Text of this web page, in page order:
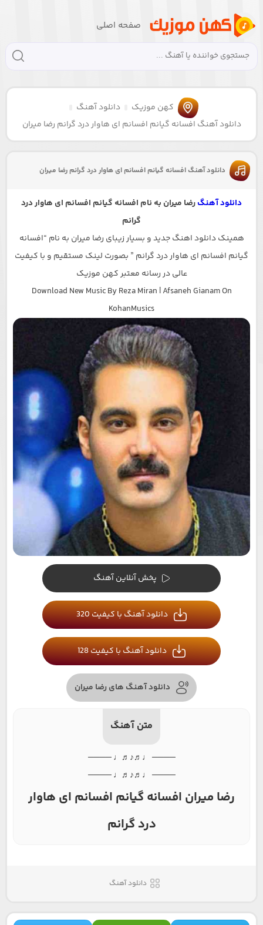
صفحه اصلی
کهن موزیک
دانلود آهنگ
دانلود آهنگ افسانه گیانم افسانم ای هاوار درد گرانم رضا میران
دانلود آهنگ افسانه گیانم افسانم ای هاوار درد گرانم رضا میران
دانلود آهنگرضا میران به نام افسانه گیانم افسانم ای هاوار درد
گرانم
همینک دانلود اهنگ جدید و بسیار زیبای رضا میران به نام “افسانه
گیانم افسانم ای هاوار درد گرانم ” بصورت لینک مستقیم و با کیفیت
عالی در رسانه معتبر کهن موزیک
Download New Music By Reza Miran | Afsaneh Gianam On
KohanMusics
پخش آنلاین آهنگ
دانلود آهنگ با کیفیت 320
دانلود آهنگ با کیفیت 128
دانلود آهنگ های رضا میران
متن آهنگ
──── ♩♬♪♬♩ ────
──── ♩♬♪♬♩ ────
رضا میران افسانه گیانم افسانم ای هاوار
درد گرانم
دانلود آهنگ